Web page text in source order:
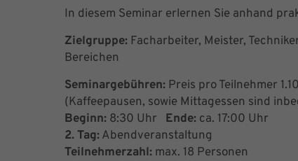
In diesem Seminar erlernen Sie anhand
Zielgruppe: Facharbeiter, Meister,
Bereichen
Seminargebühren: Preis pro Teilnehmer
(Kaffeepausen, sowie Mittagessen sind
Beginn: 8:30 Uhr Ende: ca. 17:00 Uhr
2. Tag:Abendveranstaltung
Teilnehmerzahl: max. 18 Personen